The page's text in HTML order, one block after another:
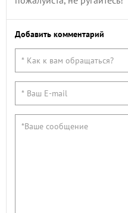
Добавить комментарий